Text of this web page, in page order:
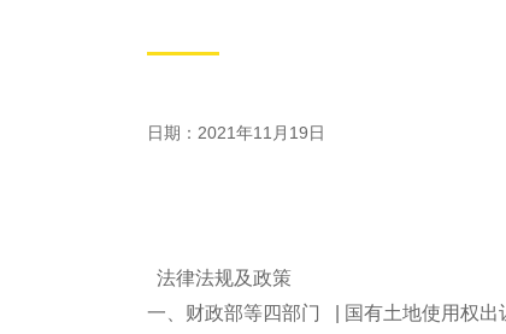
日期：2021年11月19日
法律法规及政策
一、财政部等四部门 | 国有土地使用权出